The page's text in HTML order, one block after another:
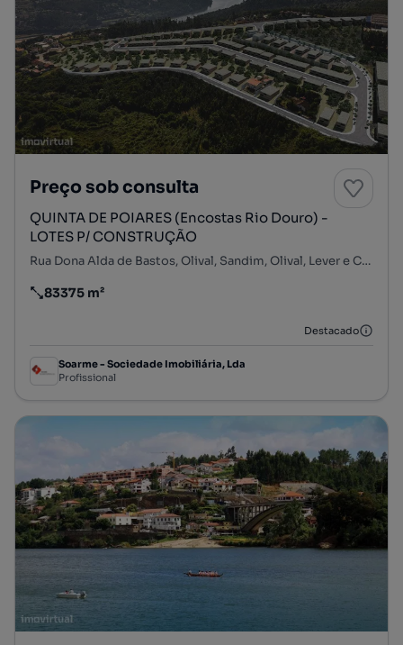
Preço sob consulta
QUINTA DE POIARES (Encostas Rio Douro) -
LOTES P/ CONSTRUÇÃO
Rua Dona Alda de Bastos, Olival, Sandim, Olival, Lever e Crestuma, Vila Nova de Gaia, Porto
Preço por metro quadrado
83375 m²
Destacado
Soarme - Sociedade Imobiliária, Lda
Profissional